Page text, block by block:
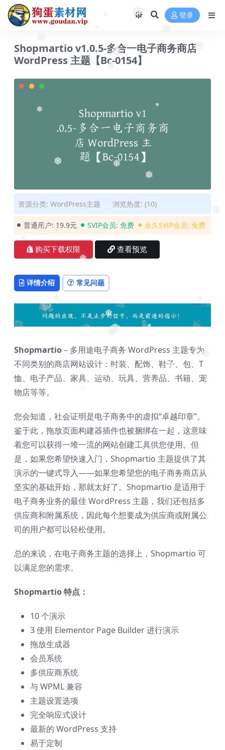
❅
❅
❅
❅
❅
❅
❅
❅
❅
❅
❅ ❅
❅
❅ 登录
Shopmartio v1.0.5-多合一电子商务商店
WordPress 主题【Bc-0154】
资源分类: WordPress主题 浏览热度: (10)
普通用户: 19.9元 SVIP会员: 免费 永久SVIP会员: 免费
购买下载权限 查看预览
详情介绍 常见问题
Shopmartio– 多用途电子商务 WordPress 主题专为
不同类别的商店网站设计：时装、配饰、鞋子、包、T
恤、电子产品、家具、运动、玩具、营养品、书籍、宠
物店等等。
您会知道，社会证明是电子商务中的虚拟“卓越印章”。
鉴于此，拖放页面构建器插件也被捆绑在一起，这意味
着您可以获得一堆一流的网站创建工具供您使用。但
是，如果您希望快速入门，Shopmartio 主题提供了其
演示的一键式导入——如果您希望您的电子商务商店从
坚实的基础开始，那就太好了。Shopmartio 是适用于
电子商务业务的最佳 WordPress 主题，我们还包括多
供应商和附属系统，因此每个想要成为供应商或附属公
司的用户都可以轻松使用。
总的来说，在电子商务主题的选择上，Shopmartio 可
以满足您的需求。
Shopmartio 特点：
10 个演示
3 使用 Elementor Page Builder 进行演示
拖放生成器
会员系统
多供应商系统
与 WPML 兼容
主题设置选项
完全响应式设计
最新的 WordPress 支持
易于定制